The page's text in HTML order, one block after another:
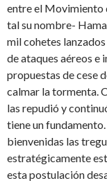
entre el Movimiento
tal su nombre-
mil cohetes
de ataques aéreos e
propuestas de cese
calmar la tormenta.
las repudió y
tiene un
bienvenidas las
estratégicamente
esta postulación